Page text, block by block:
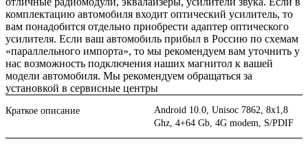
комплектацию автомобиля входит оптический усилитель, то
вам понадобится отдельно приобрести адаптер оптического
усилителя. Если ваш автомобиль прибыл в Россию по схемам
«параллельного импорта», то мы рекомендуем вам уточнить у
нас возможность подключения наших магнитол к вашей
модели автомобиля. Мы рекомендуем обращаться за
установкой в сервисные центры
Краткое описание
Android 10.0, Unisoc 7862, 8х1,8
Ghz, 4+64 Gb, 4G modem, S/PDIF